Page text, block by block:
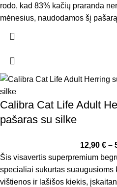
rodo, kad 83% kačių praranda
mėnesius, naudodamos šį
Calibra Cat Life Adult
pašaras su silke
12,90 € –
Šis visavertis superpremium
specialiai sukurtas suaugusioms
vištienos ir lašišos kiekis,